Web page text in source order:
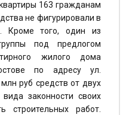
163 гражданам
не фигурировали в
Кроме того, один из
под предлогом
жилого дома
по адресу ул.
руб средств от двух
законности своих
строительных работ.